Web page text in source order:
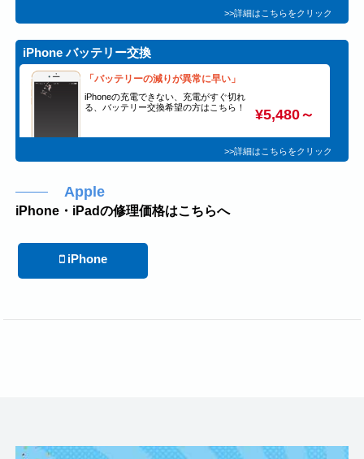
>>詳細はこちらをクリック
iPhone バッテリー交換
「バッテリーの減りが異常に早い」
iPhoneの充電できない、充電がすぐ切れ
る、バッテリー交換希望の方はこちら！
¥5,480～
>>詳細はこちらをクリック
Apple
iPhone・iPadの修理価格はこちらへ
iPhone